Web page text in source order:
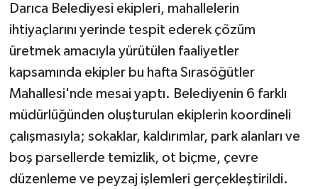
Darıca Belediyesi ekipleri, mahallelerin
ihtiyaçlarını yerinde tespit ederek çözüm
üretmek amacıyla yürütülen faaliyetler
kapsamında ekipler bu hafta Sırasöğütler
Mahallesi'nde mesai yaptı. Belediyenin 6 farklı
müdürlüğünden oluşturulan ekiplerin koordineli
çalışmasıyla; sokaklar, kaldırımlar, park alanları ve
boş parsellerde temizlik, ot biçme, çevre
düzenleme ve peyzaj işlemleri gerçekleştirildi.